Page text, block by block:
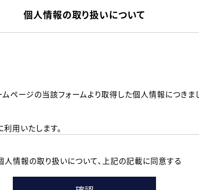
個人情報の取り扱いについて
ムページの当該フォームより取得した個人情報につき
用いたします。
考情報として利用いたします。
人情報の取り扱いについて、 上記の記載に同意する